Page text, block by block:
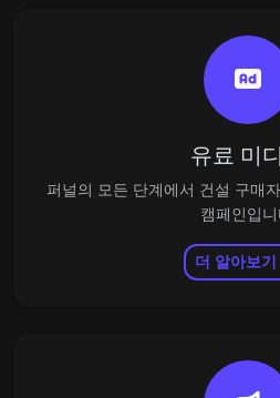
유료 미
퍼널의 모든 단계에서 건설 구매
캠페인입
더 알아보기